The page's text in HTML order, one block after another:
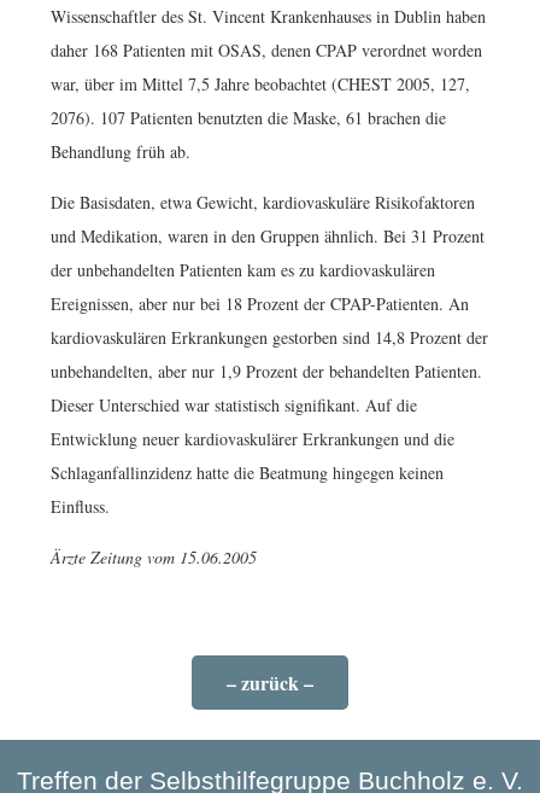
Wissenschaftler des St. Vincent Krankenhauses in Dublin haben
daher 168 Patienten mit OSAS, denen CPAP verordnet worden
war, über im Mittel 7,5 Jahre beobachtet (CHEST 2005, 127,
2076). 107 Patienten benutzten die Maske, 61 brachen die
Behandlung früh ab.
Die Basisdaten, etwa Gewicht, kardiovaskuläre Risikofaktoren
und Medikation, waren in den Gruppen ähnlich. Bei 31 Prozent
der unbehandelten Patienten kam es zu kardiovaskulären
Ereignissen, aber nur bei 18 Prozent der CPAP-Patienten. An
kardiovaskulären Erkrankungen gestorben sind 14,8 Prozent der
unbehandelten, aber nur 1,9 Prozent der behandelten Patienten.
Dieser Unterschied war statistisch signifikant. Auf die
Entwicklung neuer kardiovaskulärer Erkrankungen und die
Schlaganfallinzidenz hatte die Beatmung hingegen keinen
Einfluss.
Ärzte Zeitung vom 15.06.2005
– zurück –
Treffen der Selbsthilfegruppe Buchholz e. V.